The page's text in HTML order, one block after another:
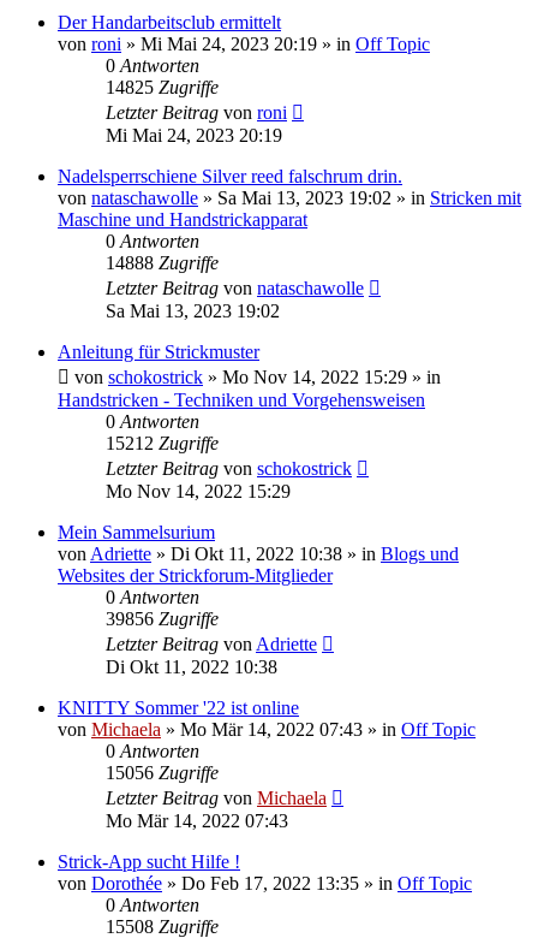
Der Handarbeitsclub ermittelt
von roni » Mi Mai 24, 2023 20:19 » in Off Topic
0 Antworten
14825 Zugriffe
Letzter Beitrag von roni
Mi Mai 24, 2023 20:19
Nadelsperrschiene Silver reed falschrum drin.
von nataschawolle » Sa Mai 13, 2023 19:02 » in Stricken mit
Maschine und Handstrickapparat
0 Antworten
14888 Zugriffe
Letzter Beitrag von nataschawolle
Sa Mai 13, 2023 19:02
Anleitung für Strickmuster
von schokostrick » Mo Nov 14, 2022 15:29 » in
Handstricken - Techniken und Vorgehensweisen
0 Antworten
15212 Zugriffe
Letzter Beitrag von schokostrick
Mo Nov 14, 2022 15:29
Mein Sammelsurium
von Adriette » Di Okt 11, 2022 10:38 » in Blogs und
Websites der Strickforum-Mitglieder
0 Antworten
39856 Zugriffe
Letzter Beitrag von Adriette
Di Okt 11, 2022 10:38
KNITTY Sommer '22 ist online
von Michaela » Mo Mär 14, 2022 07:43 » in Off Topic
0 Antworten
15056 Zugriffe
Letzter Beitrag von Michaela
Mo Mär 14, 2022 07:43
Strick-App sucht Hilfe !
von Dorothée » Do Feb 17, 2022 13:35 » in Off Topic
0 Antworten
15508 Zugriffe